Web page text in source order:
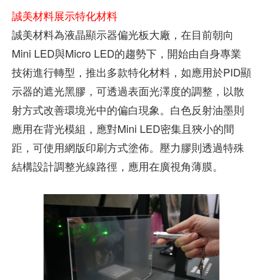
誠美材料展示特化材料
誠美材料為液晶顯示器偏光板大廠，在目前朝向
Mini LED與Micro LED的趨勢下，開始由自身專業
技術進行轉型，推出多款特化材料，如應用於PID顯
示器的遮光黑膠，可透過表面光澤度的調整，以散
射方式改善環境光中的偏白現象。白色反射油墨則
應用在背光模組，應對Mini LED密集且狹小的間
距，可使用網版印刷方式塗佈。壓力膠則透過特殊
結構設計調整光線路徑，應用在廣視角薄膜。